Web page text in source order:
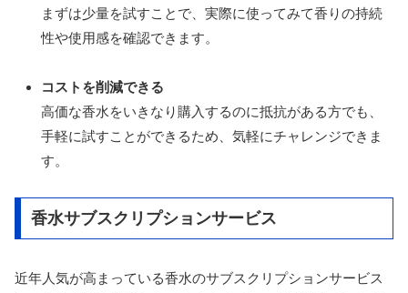
まずは少量を試すことで、実際に使ってみて香りの持続
性や使用感を確認できます。
コストを削減できる
高価な香水をいきなり購入するのに抵抗がある方でも、
手軽に試すことができるため、気軽にチャレンジできま
す。
香水サブスクリプションサービス
近年人気が高まっている香水のサブスクリプションサービス